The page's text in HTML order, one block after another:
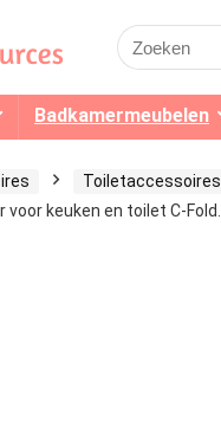
Search
for:
Badkamermeubelen
Toiletaccessoires
keuken en toilet C-Fold…